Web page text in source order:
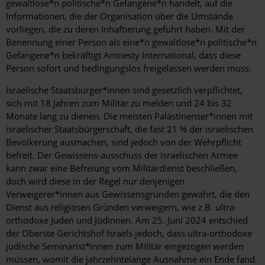
gewaltlose*n politische*n Gefangene*n handelt, auf die
Informationen, die der Organisation über die Umstände
vorliegen, die zu deren Inhaftierung geführt haben. Mit der
Benennung einer Person als eine*n gewaltlose*n politische*n
Gefangene*n bekräftigt Amnesty International, dass diese
Person sofort und bedingungslos freigelassen werden muss.
Israelische Staatsbürger*innen sind gesetzlich verpflichtet,
sich mit 18 Jahren zum Militär zu melden und 24 bis 32
Monate lang zu dienen. Die meisten Palästinenser*innen mit
israelischer Staatsbürgerschaft, die fast 21 % der israelischen
Bevölkerung ausmachen, sind jedoch von der Wehrpflicht
befreit. Der Gewissens-ausschuss der israelischen Armee
kann zwar eine Befreiung vom Militärdienst beschließen,
doch wird diese in der Regel nur denjenigen
Verweigerer*innen aus Gewissensgründen gewährt, die den
Dienst aus religiösen Gründen verweigern, wie z.B. ultra-
orthodoxe Juden und Jüdinnen. Am 25. Juni 2024 entschied
der Oberste Gerichtshof Israels jedoch, dass ultra-orthodoxe
jüdische Seminarist*innen zum Militär eingezogen werden
müssen, womit die jahrzehntelange Ausnahme ein Ende fand.